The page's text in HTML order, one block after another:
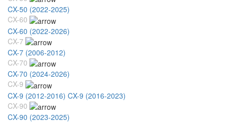
CX-50 (2022-2025)
CX-60
CX-60 (2022-2026)
CX-7
CX-7 (2006-2012)
CX-70
CX-70 (2024-2026)
CX-9
CX-9 (2012-2016) CX-9 (2016-2023)
CX-90
CX-90 (2023-2025)